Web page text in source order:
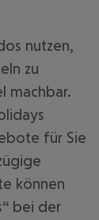
nutzen,
zu
machbar.
für Sie
können
bei der